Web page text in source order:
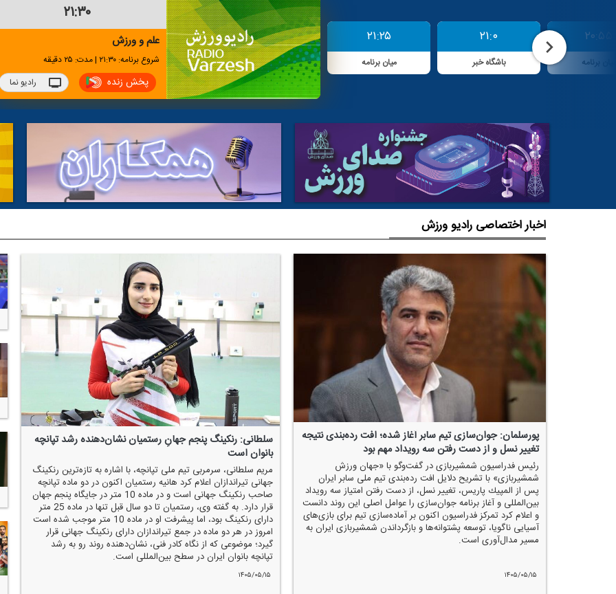
۲۰:۵۵
میان برنامه
۲۱:۰
باشگاه خبر
۲۱:۲۵
میان برنامه
۲۱:۳۰
علم و ورزش
شروع برنامه: ۲۱:۳۰ | مدت: ۲۵ دقیقه
پخش زنده رادیو نما
اخبار اختصاصی رادیو ورزش
پورسلمان: جوان‌سازی تیم سابر آغاز شده؛ افت رده‌بندی نتیجه
تغییر نسل و از دست رفتن سه رویداد مهم بود
رئیس فدراسیون شمشیربازی در گفت‌وگو با «جهان ورزش
شمشیربازی» با تشریح دلایل افت رده‌بندی تیم ملی سابر ایران
پس از المپیك پاریس، تغییر نسل، از دست رفتن امتیاز سه رویداد
بین‌المللی و آغاز برنامه جوان‌سازی را عوامل اصلی این روند دانست
و اعلام كرد تمركز فدراسیون اكنون بر آماده‌سازی تیم برای بازی‌های
آسیایی ناگویا، توسعه پشتوانه‌ها و بازگرداندن شمشیربازی ایران به
مسیر مدال‌آوری است.
۱۴۰۵/۰۵/۱۵
سلطانی: رنكینگ پنجم جهانِ رستمیان نشان‌دهنده رشد تپانچه
بانوان است
مریم سلطانی، سرمربی تیم ملی تپانچه، با اشاره به تازه‌ترین رنكینگ
جهانی تیراندازان اعلام كرد هانیه رستمیان اكنون در دو ماده تپانچه
صاحب رنكینگ جهانی است و در ماده 10 متر در جایگاه پنجم جهان
قرار دارد. به گفته وی، رستمیان تا دو سال قبل تنها در ماده 25 متر
دارای رنكینگ بود، اما پیشرفت او در ماده 10 متر موجب شده است
امروز در هر دو ماده در جمع تیراندازان دارای رنكینگ جهانی قرار
گیرد؛ موضوعی كه از نگاه كادر فنی، نشان‌دهنده روند رو به رشد
تپانچه بانوان ایران در سطح بین‌المللی است.
۱۴۰۵/۰۵/۱۵